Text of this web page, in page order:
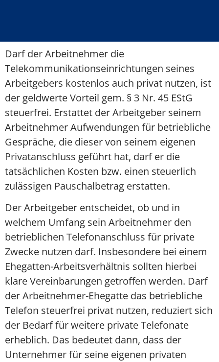
Darf der Arbeitnehmer die
Telekommunikationseinrichtungen seines
Arbeitgebers kostenlos auch privat nutzen, ist
der geldwerte Vorteil gem. § 3 Nr. 45 EStG
steuerfrei. Erstattet der Arbeitgeber seinem
Arbeitnehmer Aufwendungen für betriebliche
Gespräche, die dieser von seinem eigenen
Privatanschluss geführt hat, darf er die
tatsächlichen Kosten bzw. einen steuerlich
zulässigen Pauschalbetrag erstatten.
Der Arbeitgeber entscheidet, ob und in
welchem Umfang sein Arbeitnehmer den
betrieblichen Telefonanschluss für private
Zwecke nutzen darf. Insbesondere bei einem
Ehegatten-Arbeitsverhältnis sollten hierbei
klare Vereinbarungen getroffen werden. Darf
der Arbeitnehmer-Ehegatte das betriebliche
Telefon steuerfrei privat nutzen, reduziert sich
der Bedarf für weitere private Telefonate
erheblich. Das bedeutet dann, dass der
Unternehmer für seine eigenen privaten